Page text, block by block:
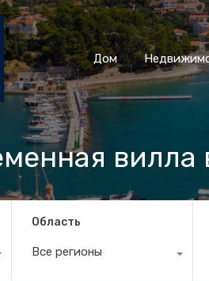
Дом
Дом
Область
Все регионы